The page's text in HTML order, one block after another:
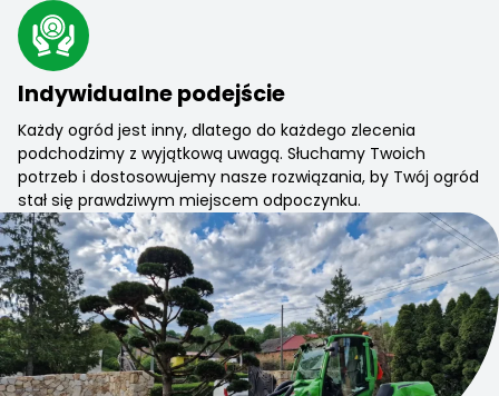
Indywidualne podejście
Każdy ogród jest inny, dlatego do każdego zlecenia
podchodzimy z wyjątkową uwagą. Słuchamy Twoich
potrzeb i dostosowujemy nasze rozwiązania, by Twój ogród
stał się prawdziwym miejscem odpoczynku.